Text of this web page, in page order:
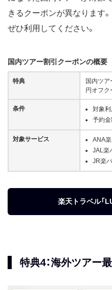
きるクーポンが異なります
ぜひ利用してください。
国内ツアー割引クーポンの概要
特典
国内ツア
円オフク
条件
対象利
予約金
対象サービス
ANA楽
JAL楽
JR楽パ
楽天トラベル「
特典4：海外ツアー